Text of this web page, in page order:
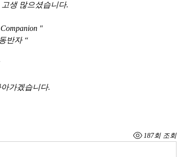
고생 많으셨습니다.
"
반자 “
아가겠습니다.
187회 조회